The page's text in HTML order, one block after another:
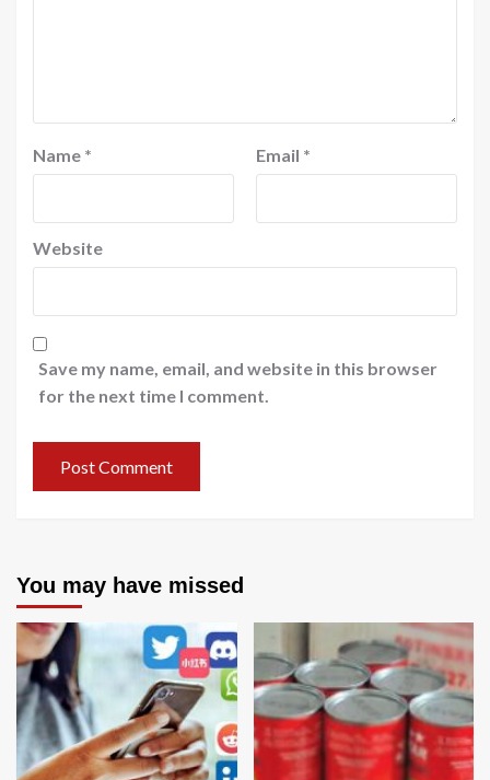
Name * Email *
Website
Save my name, email, and website in this browser
for the next time I comment.
You may have missed